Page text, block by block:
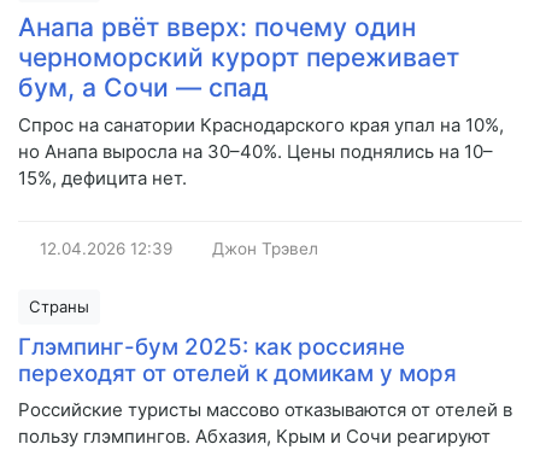
Анапа рвёт вверх: почему один
черноморский курорт переживает
бум, а Сочи — спад
Спрос на санатории Краснодарского края упал на 10%,
но Анапа выросла на 30–40%. Цены поднялись на 10–
15%, дефицита нет.
12.04.2026 12:39 Джон Трэвел
Страны
Глэмпинг-бум 2025: как россияне
переходят от отелей к домикам у моря
Российские туристы массово отказываются от отелей в
пользу глэмпингов. Абхазия, Крым и Сочи реагируют